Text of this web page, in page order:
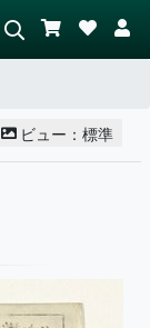
AI画像検索
てください – 例：
ビュー：標準